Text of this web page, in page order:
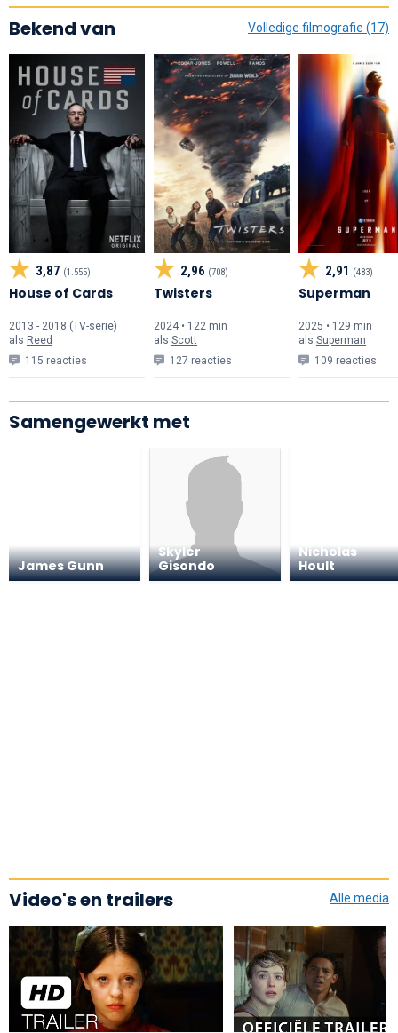
Bekend van Volledige filmografie (17)
3,87 (1.555)
House of Cards
2013 - 2018 (TV-serie)
als Reed
115 reacties
2,96 (708)
Twisters
2024 • 122 min
als Scott
127 reacties
2,91 (483)
Superman
2025 • 129 min
als Superman
109 reacties
Samengewerkt met
James Gunn
Skyler
Gisondo
Nicholas
Hoult
Video's en trailers Alle media